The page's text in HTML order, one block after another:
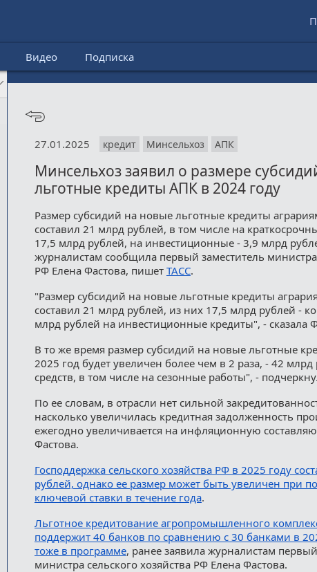
Видео Подписка
27.01.2025 кредит Минсельхоз АПК
Минсельхоз заявил о размере
льготные кредиты АПК в 2024 году
Размер субсидий на новые льготные кредиты
составил 21 млрд рублей, в том числе на
17,5 млрд рублей, на инвестиционные - 3,9 млрд
журналистам сообщила первый заместитель министра
РФ Елена Фастова, пишет ТАСС.
"Размер субсидий на новые льготные кредиты
составил 21 млрд рублей, из них 17,5 млрд рублей -
млрд рублей на инвестиционные кредиты", - сказала
В то же время размер субсидий на новые льготные
2025 год будет увеличен более чем в 2 раза, - 42
средств, в том числе на сезонные работы", -
По ее словам, в отрасли нет сильной
насколько увеличилась кредитная задолженность
ежегодно увеличивается на инфляционную
Фастова.
Господдержка сельского хозяйства РФ в 2025 году
рублей, однако ее размер может быть увеличен при
ключевой ставки в течение года.
Льготное кредитование агропромышленного
поддержит 40 банков по сравнению с 30 банками в
тоже в программе, ранее заявила журналистам
министра сельского хозяйства РФ Елена Фастова.